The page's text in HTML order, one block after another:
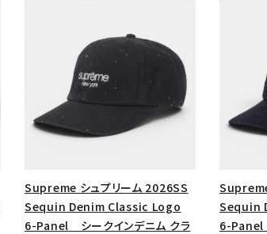
Supreme シュプリーム 2026SS
Sequin Denim Classic Logo
6-Panel シークインデニム クラ
Sequin
6-Panel